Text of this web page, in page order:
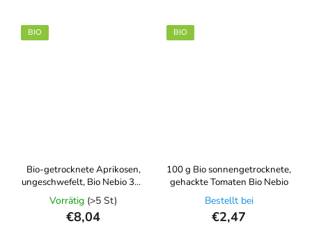
BIO
Bio-getrocknete Aprikosen,
ungeschwefelt, Bio Nebio 300
Vorrätig (>5 St)
€8,04
BIO
100 g Bio sonnengetrocknete,
gehackte Tomaten Bio Nebio
Bestellt bei
€2,47